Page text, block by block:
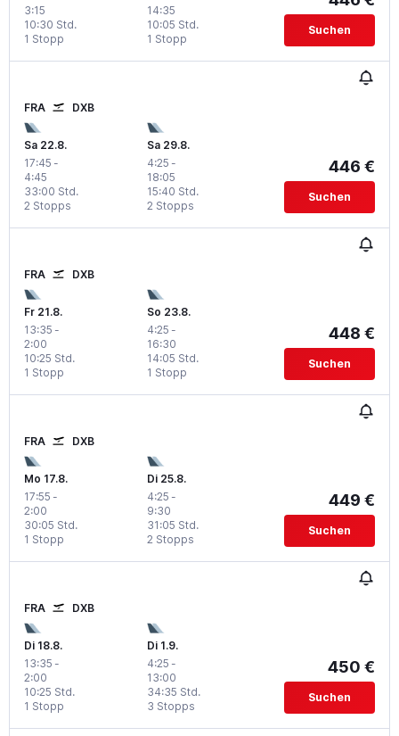
3:15
1 Stopp
10:30 Std.
14:35
1 Stopp
10:05 Std. Suchen
FRA DXB
Sa 22.8.
17:45 -
4:45
2 Stopps
33:00 Std.
Sa 29.8.
4:25 -
18:05
2 Stopps
15:40 Std.
446 €
Suchen
FRA DXB
Fr 21.8.
13:35 -
2:00
1 Stopp
10:25 Std.
So 23.8.
4:25 -
16:30
1 Stopp
14:05 Std.
448 €
Suchen
FRA DXB
Mo 17.8.
17:55 -
2:00
1 Stopp
30:05 Std.
Di 25.8.
4:25 -
9:30
2 Stopps
31:05 Std.
449 €
Suchen
FRA DXB
Di 18.8.
13:35 -
2:00
1 Stopp
10:25 Std.
Di 1.9.
4:25 -
13:00
3 Stopps
34:35 Std.
450 €
Suchen